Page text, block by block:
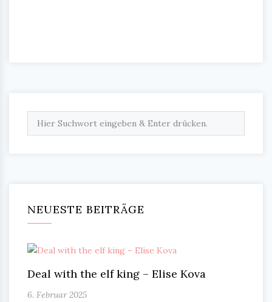
NEUESTE BEITRÄGE
Deal with the elf king – Elise Kova
6. Februar 2025